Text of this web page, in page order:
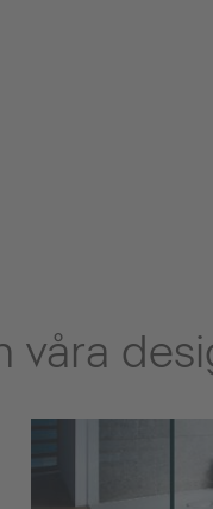
våra